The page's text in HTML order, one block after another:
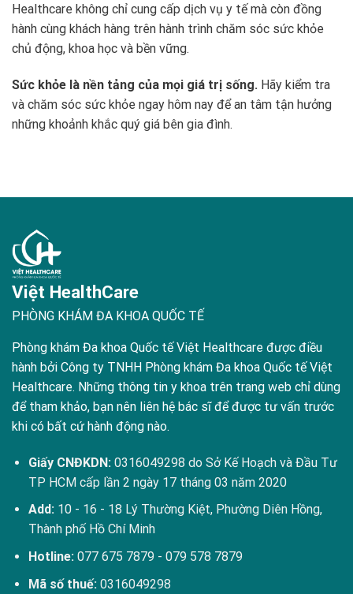
Healthcare không chỉ cung cấp dịch vụ y tế mà còn đồng
hành cùng khách hàng trên hành trình chăm sóc sức khỏe
chủ động, khoa học và bền vững.
Sức khỏe là nền tảng của mọi giá trị sống. Hãy kiểm tra
và chăm sóc sức khỏe ngay hôm nay để an tâm tận hưởng
những khoảnh khắc quý giá bên gia đình.
Việt HealthCare
PHÒNG KHÁM ĐA KHOA QUỐC TẾ
Phòng khám Đa khoa Quốc tế Việt Healthcare được điều
hành bởi Công ty TNHH Phòng khám Đa khoa Quốc tế Việt
Healthcare. Những thông tin y khoa trên trang web chỉ dùng
để tham khảo, bạn nên liên hệ bác sĩ để được tư vấn trước
khi có bất cứ hành động nào.
Giấy CNĐKDN:0316049298 do Sở Kế Hoạch và Đầu Tư
TP HCM cấp lần 2 ngày 17 tháng 03 năm 2020
Add:10 - 16 - 18 Lý Thường Kiệt, Phường Diên Hồng,
Thành phố Hồ Chí Minh
Hotline: 077 675 7879- 079 578 7879
Mã số thuế:0316049298